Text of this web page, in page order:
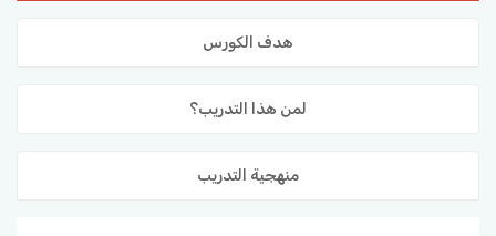
هدف الكورس
لمن هذا التدريب؟
منهجية التدريب